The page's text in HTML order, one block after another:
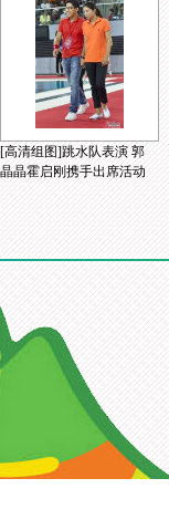
[高清组图]跳水队表演 郭
晶晶霍启刚携手出席活动